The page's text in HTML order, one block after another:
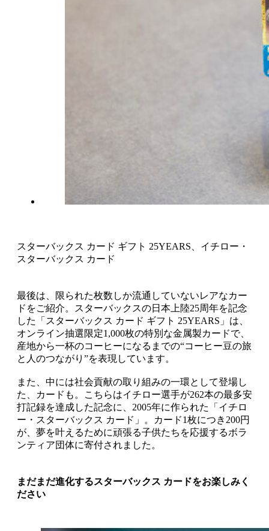
スターバックス カード ギフト 25YEARS、イチロー・
スターバックス カード
最後は、限られた枚数しか流通していないレアなカー
ドをご紹介。スターバックスの日本上陸25周年を記念
した「スターバックス カード ギフト 25YEARS」は、
オンライン抽選限定1,000枚の特別な金属製カードで、
産地から一杯のコーヒーになるまでの“コーヒー豆の旅
と人のつながり”を表現しています。
また、中には社会貢献の取り組みの一環として登場し
た、カードも。こちらはイチロー選手が262本の最多安
打記録を達成した記念に、2005年に作られた「イチロ
ー・スターバックス カード」。カード1枚につき200円
が、夢を叶えるために頑張る子供たちを応援するボラ
ンティア団体に寄付されました。
まだまだ進化するスターバックス カードをお楽しみく
ださい